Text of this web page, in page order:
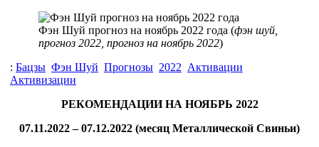
Фэн Шуй прогноз на ноябрь 2022 года (фэн шуй,
прогноз 2022, прогноз на ноябрь 2022)
: Бацзы Фэн Шуй Прогнозы 2022 Активации
Активизации
РЕКОМЕНДАЦИИ НА НОЯБРЬ 2022
07.11.2022 – 07.12.2022 (месяц Металлической Свиньи)